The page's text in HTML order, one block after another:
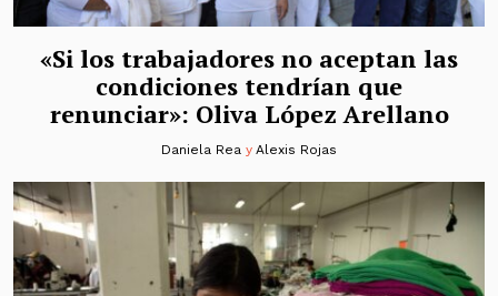
«Si los trabajadores no aceptan las
condiciones tendrían que
renunciar»: Oliva López Arellano
Daniela ReayAlexis Rojas